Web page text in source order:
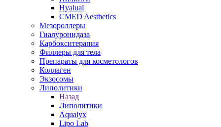
Hyalual
CMED Aesthetics
Мезороллеры
Гиалуронидаза
Карбокситерапия
Филлеры для тела
Препараты для косметологов
Коллаген
Экзосомы
Липолитики
Назад
Липолитики
Aqualyx
Lipo Lab